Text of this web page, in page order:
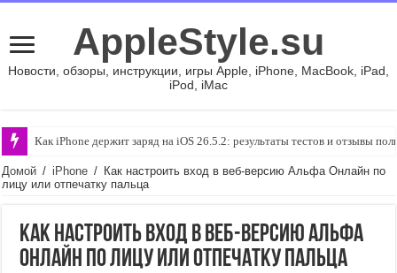
AppleStyle.su
Новости, обзоры, инструкции, игры Apple, iPhone, MacBook, iPad,
iPod, iMac
Как iPhone держит заряд на iOS 26.5.2: результаты тестов и отзывы
Обновлений realme UI больше не будет. Что это значит для владельцев
Домой / iPhone / Как настроить вход в веб-версию Альфа Онлайн по
лицу или отпечатку пальца
Как настроить вход в веб-версию Альфа
Онлайн по лицу или отпечатку пальца